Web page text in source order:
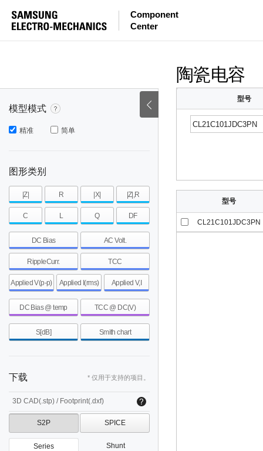
Component
Center
模型模式
精准 简单
图形类别
|Z| R |X| |Z|,R
C L Q DF
DC Bias AC Volt.
RippleCurr. TCC
Applied V(p-p) Applied I(rms) Applied V,I
DC Bias @ temp TCC @ DC(V)
S[dB] Smith chart
下载 * 仅用于支持的项目。
3D CAD(.stp) / Footprint(.dxf)
S2P SPICE
Series Shunt
陶瓷电容
型号
~
~
~
型号
CL21C101JDC3PN